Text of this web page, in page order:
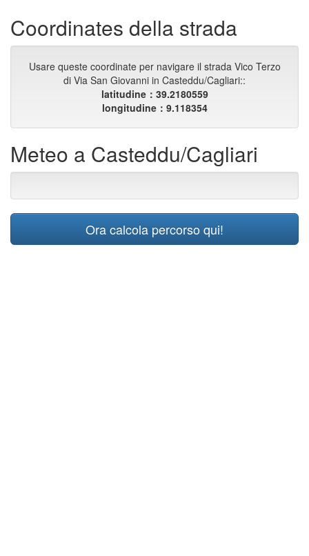
Coordinates della strada
Usare queste coordinate per navigare il strada Vico Terzo
di Via San Giovanni in Casteddu/Cagliari::
latitudine：39.2180559
longitudine：9.118354
Meteo a Casteddu/Cagliari
Ora calcola percorso qui!